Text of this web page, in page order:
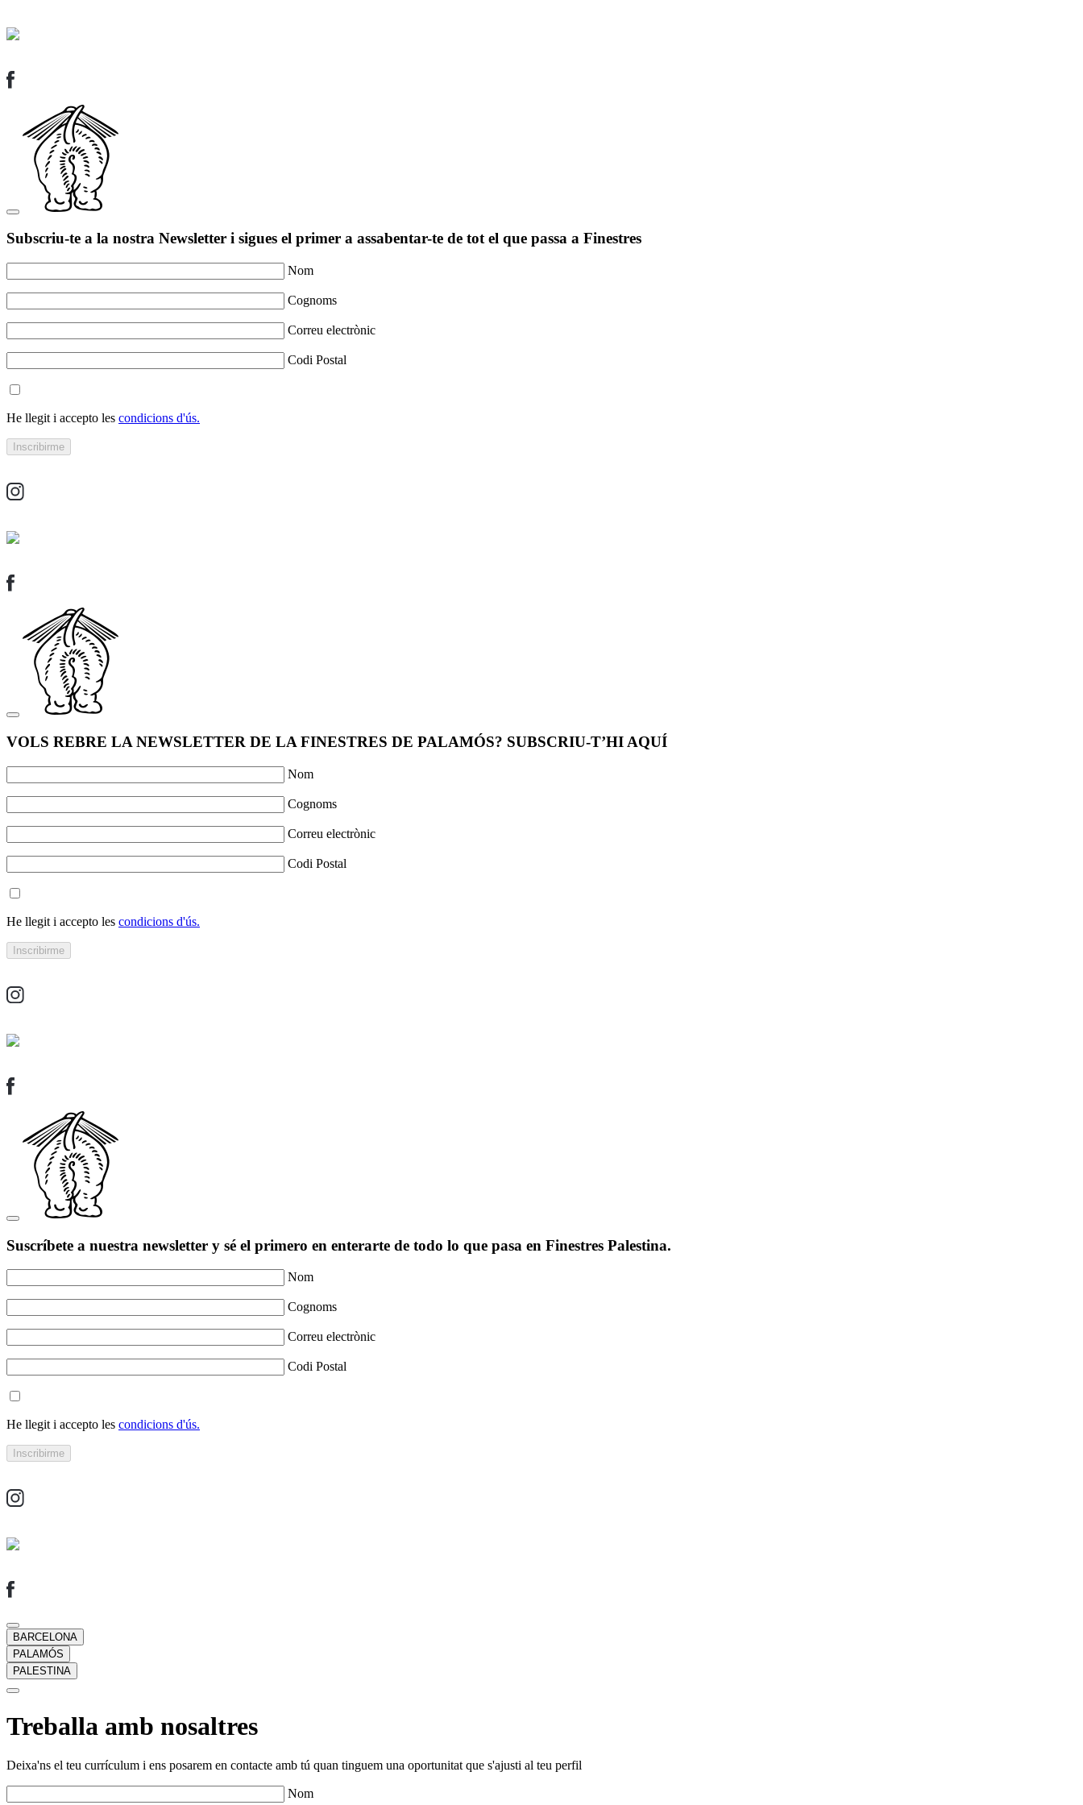
Subscriu-te a la nostra Newsletter i sigues el primer a assabentar-te de tot el que passa a Finestres
Nom
Cognoms
Correu electrònic
Codi Postal
He llegit i accepto les condicions d'ús.
VOLS REBRE LA NEWSLETTER DE LA FINESTRES DE PALAMÓS? SUBSCRIU-T’HI AQUÍ
Nom
Cognoms
Correu electrònic
Codi Postal
He llegit i accepto les condicions d'ús.
Suscríbete a nuestra newsletter y sé el primero en enterarte de todo lo que pasa en Finestres Palestina.
Nom
Cognoms
Correu electrònic
Codi Postal
He llegit i accepto les condicions d'ús.
BARCELONA
PALAMÓS
PALESTINA
Treballa amb nosaltres
Deixa'ns el teu currículum i ens posarem en contacte amb tú quan tinguem una oportunitat que s'ajusti al teu perfil
Nom